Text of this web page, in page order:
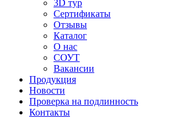
3D тур
Сертификаты
Отзывы
Каталог
О нас
СОУТ
Вакансии
Продукция
Новости
Проверка на подлинность
Контакты